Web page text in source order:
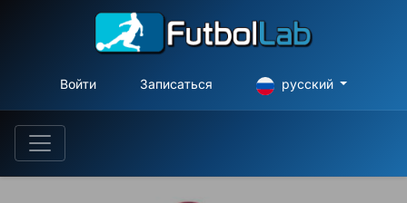
Войти Записаться русский